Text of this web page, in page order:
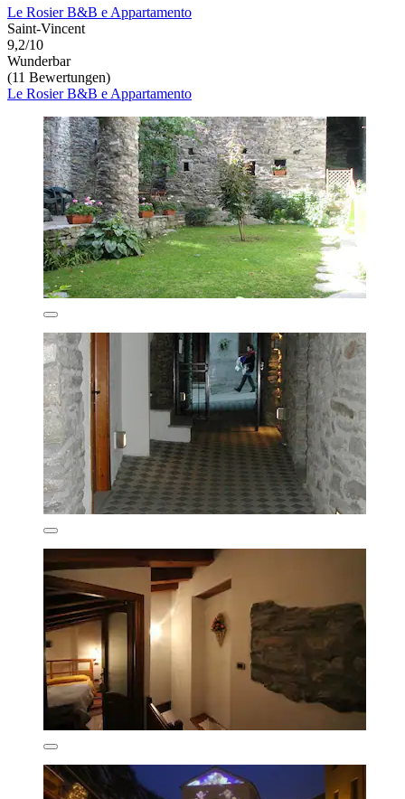
Le Rosier B&B e Appartamento
Saint-Vincent
9,2/10
Wunderbar
(11 Bewertungen)
Le Rosier B&B e Appartamento